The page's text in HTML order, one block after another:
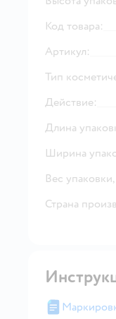
Код товара:
Артикул:
Тип
Действие:
Длина
Ширина
Вес упаковки,
Страна